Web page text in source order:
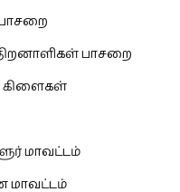
பாசறை
கிளைகள்
மாவட்டம்